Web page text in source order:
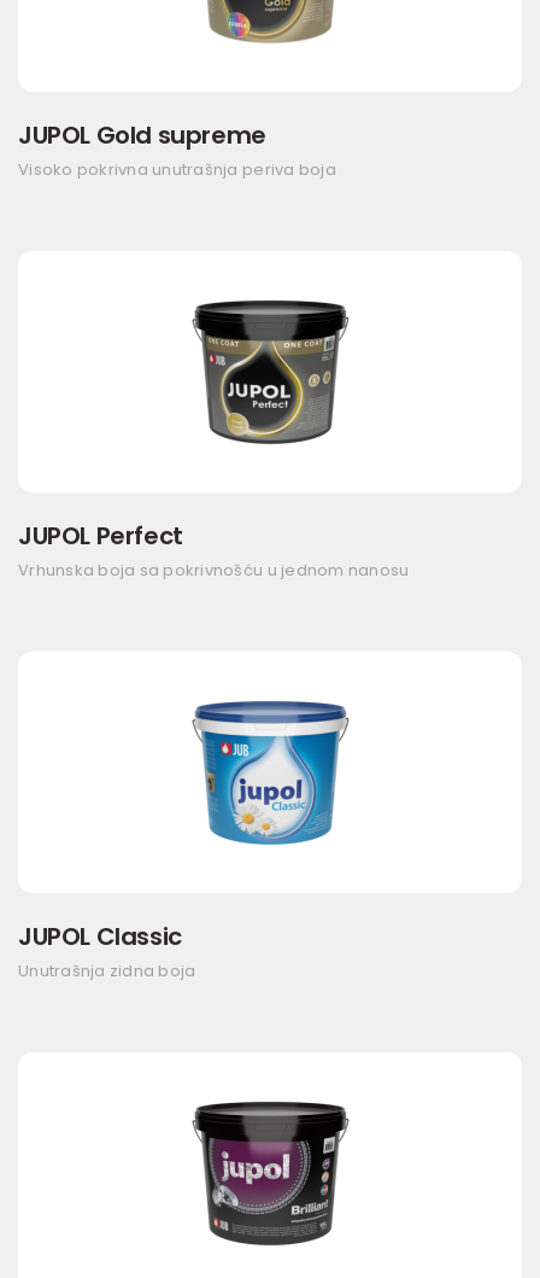
JUPOL Gold supreme
Visoko pokrivna unutrašnja periva boja
JUPOL Perfect
Vrhunska boja sa pokrivnošću u jednom nanosu
JUPOL Classic
Unutrašnja zidna boja